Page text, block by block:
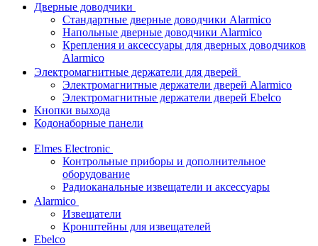
Дверные доводчики
Стандартные дверные доводчики Alarmico
Напольные дверные доводчики Alarmico
Крепления и аксессуары для дверных доводчиков
Alarmico
Электромагнитные держатели для дверей
Электромагнитные держатели дверей Alarmico
Электромагнитные держатели дверей Ebelco
Кнопки выхода
Кодонаборные панели
Elmes Electronic
Контрольные приборы и дополнительное
оборудование
Радиоканальные извещатели и аксессуары
Alarmico
Извещатели
Кронштейны для извещателей
Ebelco